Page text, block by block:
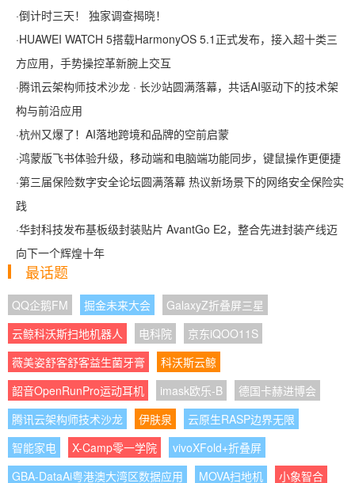
·倒计时三天！ 独家调查揭晓！
·HUAWEI WATCH 5搭载HarmonyOS 5.1正式发布，接入超十类三
方应用，手势操控革新腕上交互
·腾讯云架构师技术沙龙 · 长沙站圆满落幕，共话AI驱动下的技术架
构与前沿应用
·杭州又爆了！AI落地跨境和品牌的空前启蒙
·鸿蒙版飞书体验升级，移动端和电脑端功能同步，键鼠操作更便捷
·第三届保险数字安全论坛圆满落幕 热议新场景下的网络安全保险实
践
·华封科技发布基板级封装贴片 AvantGo E2，整合先进封装产线迈
向下一个辉煌十年
最话题
QQ企鹅FM 掘金未来大会
GalaxyZ折叠屏三星
云鲸科沃斯扫地机器人
电科院
京东iQOO11S
薇美姿舒客舒客益生菌牙膏
科沃斯云鲸
韶音OpenRunPro运动耳机
imask欧乐-B
德国卡赫进博会
腾讯云架构师技术沙龙
伊肤泉
云原生RASP边界无限
智能家电
X-Camp零一学院
vivoXFold+折叠屏
GBA-DataAi粤港澳大湾区数据应用
MOVA扫地机 小象智合